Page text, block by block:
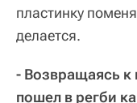
пластинку
делается.
- Возвращаясь
пошел в регби